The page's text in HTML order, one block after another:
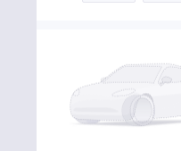
日产
荣威